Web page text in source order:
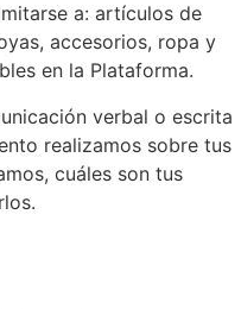
a: artículos de
accesorios, ropa y
en la Plataforma.
verbal o escrita
realizamos sobre tus
cuáles son tus